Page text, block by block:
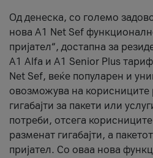
Од денеска, со големо
нова A1 Net Sef
пријател“, достапна за
А1 Alfa и A1 Senior Plus
Net Sef, веќе популарен и
овозможува на корисниците
гигабајти за пакети или
потреби, отсега
разменат гигабајти, а
пријател. Со оваа нова